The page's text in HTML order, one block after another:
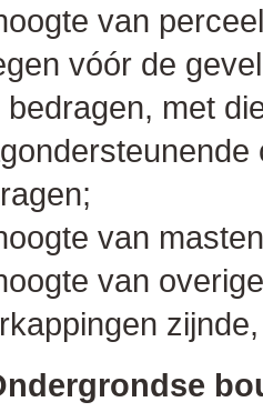
van
vóór de
bedragen, met
van
van